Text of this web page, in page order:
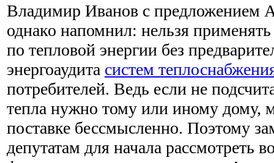
Владимир Иванов с предложением
однако напомнил: нельзя
по тепловой энергии без
энергоаудита систем
потребителей. Ведь если не
тепла нужно тому или иному дому,
поставке бессмысленно. Поэтому
депутатам для начала рассмотреть